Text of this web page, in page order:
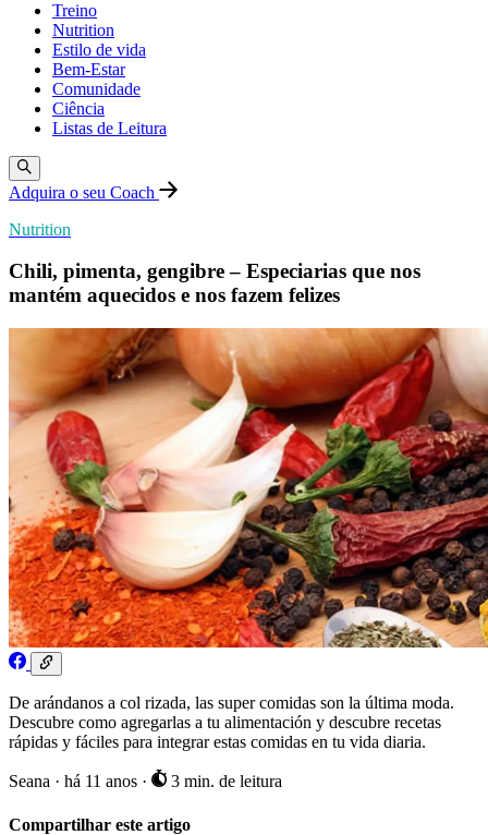
Treino
Nutrition
Estilo de vida
Bem-Estar
Comunidade
Ciência
Listas de Leitura
Adquira o seu Coach
Nutrition
Chili, pimenta, gengibre – Especiarias que nos
mantém aquecidos e nos fazem felizes
De arándanos a col rizada, las super comidas son la última moda.
Descubre como agregarlas a tu alimentación y descubre recetas
rápidas y fáciles para integrar estas comidas en tu vida diaria.
Seana · há 11 anos · 3 min. de leitura
Compartilhar este artigo